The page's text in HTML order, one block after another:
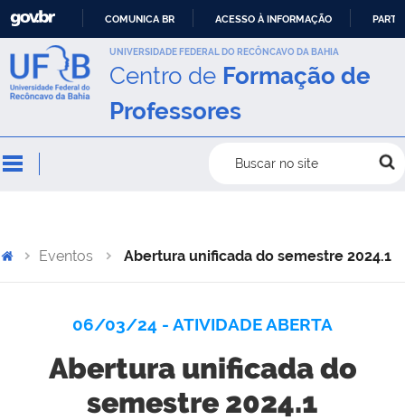
IR
PARA
CONTEÚDO
COMUNICA BR ACESSO À INFORMAÇÃO
UNIVERSIDADE FEDERAL DO RECÔNCAVO DA BAHIA
Centro de Formação de
Professores
Buscar no site
Eventos Abertura unificada do semestre 2024.1
06/03/24 - ATIVIDADE ABERTA
Abertura unificada do
semestre 2024.1